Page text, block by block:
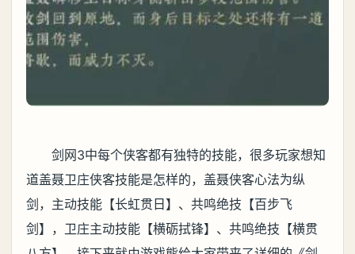
剑网3中每个侠客都有独特的技能，很多玩家想知
道盖聂卫庄侠客技能是怎样的，盖聂侠客心法为纵
剑，主动技能【长虹贯日】、共鸣绝技【百步飞
剑】，卫庄主动技能【横砺拭锋】、共鸣绝技【横贯